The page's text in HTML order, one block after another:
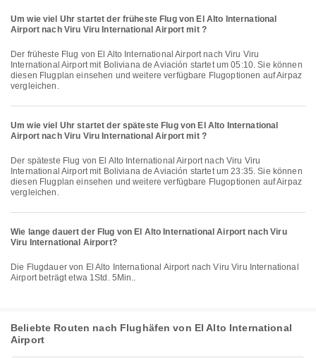
Um wie viel Uhr startet der früheste Flug von El Alto International
Airport nach Viru Viru International Airport mit ?
Der früheste Flug von El Alto International Airport nach Viru Viru
International Airport mit Boliviana de Aviación startet um 05:10. Sie können
diesen Flugplan einsehen und weitere verfügbare Flugoptionen auf Airpaz
vergleichen.
Um wie viel Uhr startet der späteste Flug von El Alto International
Airport nach Viru Viru International Airport mit ?
Der späteste Flug von El Alto International Airport nach Viru Viru
International Airport mit Boliviana de Aviación startet um 23:35. Sie können
diesen Flugplan einsehen und weitere verfügbare Flugoptionen auf Airpaz
vergleichen.
Wie lange dauert der Flug von El Alto International Airport nach Viru
Viru International Airport?
Die Flugdauer von El Alto International Airport nach Viru Viru International
Airport beträgt etwa 1Std. 5Min..
Beliebte Routen nach Flughäfen von El Alto International
Airport